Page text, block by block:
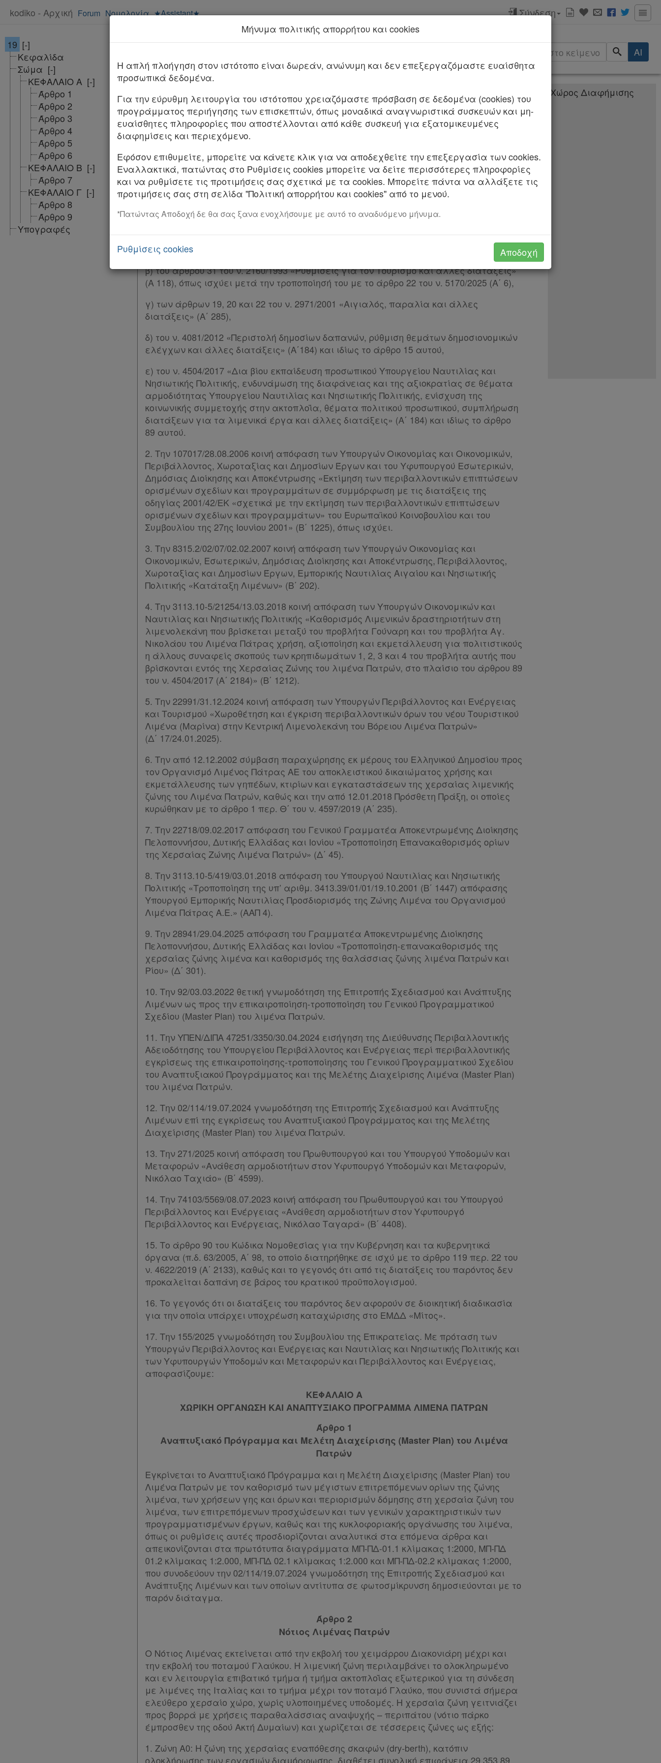
kodiko - Αρχική Forum Νομολογία ★Assistant★ Σύνδεση
19 [-]
Κεφαλίδα
Σώμα [-]
ΚΕΦΑΛΑΙΟ Α [-]
Άρθρο 1
Άρθρο 2
Άρθρο 3
Άρθρο 4
Άρθρο 5
Άρθρο 6
ΚΕΦΑΛΑΙΟ Β [-]
Άρθρο 7
ΚΕΦΑΛΑΙΟ Γ [-]
Άρθρο 8
Άρθρο 9
Υπογραφές
Νέα υπηρεσία Kodiko Assistant.
ΦΕΚ
AI
Έγκριση Αναπτυξιακού Προγράμματος και Μελέτης Διαχείρισης (Master Plan) Λιμένα
Πατρών και περιβαλλοντική έγκριση αυτού.
Ο ΠΡΟΕΔΡΟΣ ΤΗΣ ΕΛΛΗΝΙΚΗΣ ΔΗΜΟΚΡΑΤΙΑΣ
Έχοντας υπόψη: 1. Τις διατάξεις:
α) Των παρ. 9 και 11 του άρθρου δέκατου ένατου του ν. 2932/2001 «Ελεύθερη παροχή
υπηρεσιών στις θαλάσσιες ενδομεταφορές – Σύσταση Γενικής Γραμματείας
Λιμένων και Λιμενικής Πολιτικής – Μετατροπή Λιμενικών Ταμείων σε Ανώνυμες
με το άρθρο 156 του ν. 4938/2022 (Α΄ 109) και με το άρθρο 11 του ν. 5069/2023 (Α΄ 193)
και διαμορφώθηκε με την παρ. 1 του άρθρου 46 του ν. 5167/2024 (Α΄ 207),
β) του άρθρου 31 του ν. 2160/1993 «Ρυθμίσεις για τον Τουρισμό και άλλες διατάξεις»
(Α 118), όπως ισχύει μετά την τροποποίησή του με το άρθρο 22 του ν. 5170/2025 (Α΄ 6),
γ) των άρθρων 19, 20 και 22 του ν. 2971/2001 «Αιγιαλός, παραλία και άλλες
διατάξεις» (Α΄ 285),
δ) του ν. 4081/2012 «Περιστολή δημοσίων δαπανών, ρύθμιση θεμάτων δημοσιονομικών
ελέγχων και άλλες διατάξεις» (Α΄184) και ιδίως το άρθρο 15 αυτού,
ε) του ν. 4504/2017 «Δια βίου εκπαίδευση προσωπικού Υπουργείου Ναυτιλίας και
Νησιωτικής Πολιτικής, ενδυνάμωση της διαφάνειας και της αξιοκρατίας σε θέματα
αρμοδιότητας Υπουργείου Ναυτιλίας και Νησιωτικής Πολιτικής, ενίσχυση της
κοινωνικής συμμετοχής στην ακτοπλοΐα, θέματα πολιτικού προσωπικού, συμπλήρωση
διατάξεων για τα λιμενικά έργα και άλλες διατάξεις» (Α΄ 184) και ιδίως το άρθρο
89 αυτού.
2. Την 107017/28.08.2006 κοινή απόφαση των Υπουργών Οικονομίας και Οικονομικών,
Περιβάλλοντος, Χωροταξίας και Δημοσίων Έργων και του Υφυπουργού Εσωτερικών,
Δημόσιας Διοίκησης και Αποκέντρωσης «Εκτίμηση των περιβαλλοντικών επιπτώσεων
ορισμένων σχεδίων και προγραμμάτων σε συμμόρφωση με τις διατάξεις της
οδηγίας 2001/42/ΕΚ «σχετικά με την εκτίμηση των περιβαλλοντικών επιπτώσεων
ορισμένων σχεδίων και προγραμμάτων» του Ευρωπαϊκού Κοινοβουλίου και του
Συμβουλίου της 27ης Ιουνίου 2001» (Β΄ 1225), όπως ισχύει.
3. Την 8315.2/02/07/02.02.2007 κοινή απόφαση των Υπουργών Οικονομίας και
Οικονομικών, Εσωτερικών, Δημόσιας Διοίκησης και Αποκέντρωσης, Περιβάλλοντος,
Χωροταξίας και Δημοσίων Έργων, Εμπορικής Ναυτιλίας Αιγαίου και Νησιωτικής
Πολιτικής «Κατάταξη Λιμένων» (Β΄ 202).
4. Την 3113.10-5/21254/13.03.2018 κοινή απόφαση των Υπουργών Οικονομικών και
Ναυτιλίας και Νησιωτικής Πολιτικής «Καθορισμός Λιμενικών δραστηριοτήτων στη
λιμενολεκάνη που βρίσκεται μεταξύ του προβλήτα Γούναρη και του προβλήτα Αγ.
Νικολάου του Λιμένα Πάτρας χρήση, αξιοποίηση και εκμετάλλευση για πολιτιστικούς
η άλλους συναφείς σκοπούς των κρηπιδωμάτων 1, 2, 3 και 4 του προβλήτα αυτής που
βρίσκονται εντός της Χερσαίας Ζώνης του λιμένα Πατρών, στο πλαίσιο του άρθρου 89
του ν. 4504/2017 (Α΄ 2184)» (Β΄ 1212).
5. Την 22991/31.12.2024 κοινή απόφαση των Υπουργών Περιβάλλοντος και Ενέργειας
και Τουρισμού «Χωροθέτηση και έγκριση περιβαλλοντικών όρων του νέου Τουριστικού
Λιμένα (Μαρίνα) στην Κεντρική Λιμενολεκάνη του Βόρειου Λιμένα Πατρών»
(Δ΄ 17/24.01.2025).
6. Την από 12.12.2002 σύμβαση παραχώρησης εκ μέρους του Ελληνικού Δημοσίου προς
τον Οργανισμό Λιμένος Πάτρας ΑΕ του αποκλειστικού δικαιώματος χρήσης και
εκμετάλλευσης των γηπέδων, κτιρίων και εγκαταστάσεων της χερσαίας λιμενικής
ζώνης του Λιμένα Πατρών, καθώς και την από 12.01.2018 Πρόσθετη Πράξη, οι οποίες
κυρώθηκαν με το άρθρο 1 περ. Θ΄ του ν. 4597/2019 (Α΄ 235).
7. Την 22718/09.02.2017 απόφαση του Γενικού Γραμματέα Αποκεντρωμένης Διοίκησης
Πελοποννήσου, Δυτικής Ελλάδας και Ιονίου «Τροποποίηση Επανακαθορισμός ορίων
της Χερσαίας Ζώνης Λιμένα Πατρών» (Δ΄ 45).
8. Την 3113.10-5/419/03.01.2018 απόφαση του Υπουργού Ναυτιλίας και Νησιωτικής
Πολιτικής «Τροποποίηση της υπ’ αριθμ. 3413.39/01/01/19.10.2001 (Β΄ 1447) απόφασης
Υπουργού Εμπορικής Ναυτιλίας Προσδιορισμός της Ζώνης Λιμένα του Οργανισμού
Λιμένα Πάτρας Α.Ε.» (ΑΑΠ 4).
9. Την 28941/29.04.2025 απόφαση του Γραμματέα Αποκεντρωμένης Διοίκησης
Πελοποννήσου, Δυτικής Ελλάδας και Ιονίου «Τροποποίηση-επανακαθορισμός της
χερσαίας ζώνης λιμένα και καθορισμός της θαλάσσιας ζώνης λιμένα Πατρών και
Ρίου» (Δ΄ 301).
10. Την 92/03.03.2022 θετική γνωμοδότηση της Επιτροπής Σχεδιασμού και Ανάπτυξης
Λιμένων ως προς την επικαιροποίηση-τροποποίηση του Γενικού Προγραμματικού
Σχεδίου (Master Plan) του λιμένα Πατρών.
11. Την ΥΠΕΝ/ΔΙΠΑ 47251/3350/30.04.2024 εισήγηση της Διεύθυνσης Περιβαλλοντικής
Αδειοδότησης του Υπουργείου Περιβάλλοντος και Ενέργειας περί περιβαλλοντικής
εγκρίσεως της επικαιροποίησης-τροποποίησης του Γενικού Προγραμματικού Σχεδίου
του Αναπτυξιακού Προγράμματος και της Μελέτης Διαχείρισης Λιμένα (Master Plan)
του λιμένα Πατρών.
12. Την 02/114/19.07.2024 γνωμοδότηση της Επιτροπής Σχεδιασμού και Ανάπτυξης
Λιμένων επί της εγκρίσεως του Αναπτυξιακού Προγράμματος και της Μελέτης
Διαχείρισης (Master Plan) του λιμένα Πατρών.
13. Την 271/2025 κοινή απόφαση του Πρωθυπουργού και του Υπουργού Υποδομών και
Μεταφορών «Ανάθεση αρμοδιοτήτων στον Υφυπουργό Υποδομών και Μεταφορών,
Νικόλαο Ταχιάο» (Β΄ 4599).
14. Την 74103/5569/08.07.2023 κοινή απόφαση του Πρωθυπουργού και του Υπουργού
Περιβάλλοντος και Ενέργειας «Ανάθεση αρμοδιοτήτων στον Υφυπουργό
Περιβάλλοντος και Ενέργειας, Νικόλαο Ταγαρά» (Β΄ 4408).
15. Το άρθρο 90 του Κώδικα Νομοθεσίας για την Κυβέρνηση και τα κυβερνητικά
όργανα (π.δ. 63/2005, Α΄ 98, το οποίο διατηρήθηκε σε ισχύ με το άρθρο 119 περ. 22 του
ν. 4622/2019 (Α΄ 2133), καθώς και το γεγονός ότι από τις διατάξεις του παρόντος δεν
προκαλείται δαπάνη σε βάρος του κρατικού προϋπολογισμού.
16. Το γεγονός ότι οι διατάξεις του παρόντος δεν αφορούν σε διοικητική διαδικασία
για την οποία υπάρχει υποχρέωση καταχώρισης στο ΕΜΔΔ «Μίτος».
17. Την 155/2025 γνωμοδότηση του Συμβουλίου της Επικρατείας. Με πρόταση των
Υπουργών Περιβάλλοντος και Ενέργειας και Ναυτιλίας και Νησιωτικής Πολιτικής και
των Υφυπουργών Υποδομών και Μεταφορών και Περιβάλλοντος και Ενέργειας,
αποφασίζουμε:
ΚΕΦΑΛΑΙΟ Α
ΧΩΡΙΚΗ ΟΡΓΑΝΩΣΗ ΚΑΙ ΑΝΑΠΤΥΞΙΑΚΟ ΠΡΟΓΡΑΜΜΑ ΛΙΜΕΝΑ ΠΑΤΡΩΝ
Άρθρο 1
Αναπτυξιακό Πρόγραμμα και Μελέτη Διαχείρισης (Master Plan) του Λιμένα
Πατρών
Εγκρίνεται το Αναπτυξιακό Πρόγραμμα και η Μελέτη Διαχείρισης (Master Plan) του
Λιμένα Πατρών με τον καθορισμό των μέγιστων επιτρεπόμενων ορίων της ζώνης
λιμένα, των χρήσεων γης και όρων και περιορισμών δόμησης στη χερσαία ζώνη του
λιμένα, των επιτρεπόμενων προσχώσεων και των γενικών χαρακτηριστικών των
προγραμματισμένων έργων, καθώς και της κυκλοφοριακής οργάνωσης του λιμένα,
όπως οι ρυθμίσεις αυτές προσδιορίζονται αναλυτικά στα επόμενα άρθρα και
απεικονίζονται στα πρωτότυπα διαγράμματα ΜΠ-ΠΔ-01.1 κλίμακας 1:2000, ΜΠ-ΠΔ
01.2 κλίμακας 1:2.000, ΜΠ-ΠΔ 02.1 κλίμακας 1:2.000 και ΜΠ-ΠΔ-02.2 κλίμακας 1:2000,
που συνοδεύουν την 02/114/19.07.2024 γνωμοδότηση της Επιτροπής Σχεδιασμού και
Ανάπτυξης Λιμένων και των οποίων αντίτυπα σε φωτοσμίκρυνση δημοσιεύονται με το
παρόν διάταγμα.
Άρθρο 2
Νότιος Λιμένας Πατρών
Ο Νότιος Λιμένας εκτείνεται από την εκβολή του χειμάρρου Διακονιάρη μέχρι και
την εκβολή του ποταμού Γλαύκου. Η λιμενική ζώνη περιλαμβάνει το ολοκληρωμένο
και εν λειτουργία επιβατικό τμήμα ή τμήμα ακτοπλοΐας εξωτερικού για τη σύνδεση
με λιμένες της Ιταλίας και το τμήμα μέχρι τον ποταμό Γλαύκο, που συνιστά σήμερα
ελεύθερο χερσαίο χώρο, χωρίς υλοποιημένες υποδομές. Η χερσαία ζώνη γειτνιάζει
προς βορρά με χρήσεις παραθαλάσσιας αναψυχής – περιπάτου (νότιο πάρκο
έμπροσθεν της οδού Ακτή Δυμαίων) και χωρίζεται σε τέσσερεις ζώνες ως εξής:
1. Ζώνη Α0: Η ζώνη της χερσαίας εναπόθεσης σκαφών (dry-berth), κατόπιν
ολοκλήρωσης των εργασιών διαμόρφωσης, διαθέτει συνολική επιφάνεια 29.353,89
Μήνυμα πολιτικής απορρήτου και cookies
H απλή πλοήγηση στον ιστότοπο είναι δωρεάν, ανώνυμη και δεν επεξεργαζόμαστε ευαίσθητα
προσωπικά δεδομένα.
Για την εύρυθμη λειτουργία του ιστότοπου χρειαζόμαστε πρόσβαση σε δεδομένα (cookies) του
προγράμματος περιήγησης των επισκεπτών, όπως μοναδικά αναγνωριστικά συσκευών και μη-
ευαίσθητες πληροφορίες που αποστέλλονται από κάθε συσκευή για εξατομικευμένες
διαφημίσεις και περιεχόμενο.
Εφόσον επιθυμείτε, μπορείτε να κάνετε κλικ για να αποδεχθείτε την επεξεργασία των cookies.
Εναλλακτικά, πατώντας στο Ρυθμίσεις cookies μπορείτε να δείτε περισσότερες πληροφορίες
και να ρυθμίσετε τις προτιμήσεις σας σχετικά με τα cookies. Μπορείτε πάντα να αλλάξετε τις
προτιμήσεις σας στη σελίδα "Πολιτική απορρήτου και cookies" από το μενού.
*Πατώντας Αποδοχή δε θα σας ξανα ενοχλήσουμε με αυτό το αναδυόμενο μήνυμα.
Ρυθμίσεις cookies Αποδοχή